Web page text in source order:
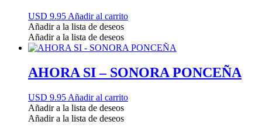
USD 9.95 Añadir al carrito
Añadir a la lista de deseos
Añadir a la lista de deseos
AHORA SI – SONORA PONCEÑA
USD 9.95 Añadir al carrito
Añadir a la lista de deseos
Añadir a la lista de deseos